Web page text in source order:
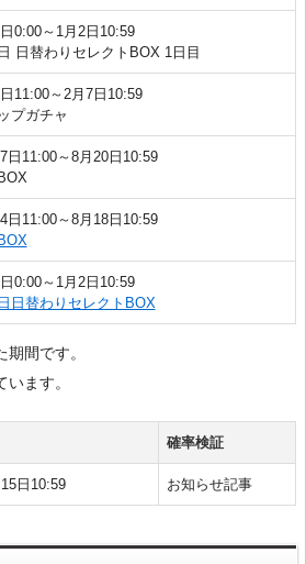
0:00～1月2日10:59
日替わりセレクトBOX 1日目
11:00～2月7日10:59
プガチャ
日11:00～8月20日10:59
日11:00～8月18日10:59
0:00～1月2日10:59
日替わりセレクトBOX
間です。
ます。
確率検証
日10:59 お知らせ記事